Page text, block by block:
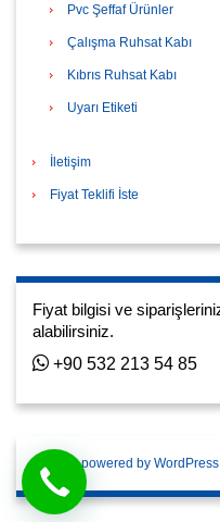
Pvc Şeffaf Ürünler
Çalışma Ruhsat Kabı
Kıbrıs Ruhsat Kabı
Uyarı Etiketi
İletişim
Fiyat Teklifi İste
Fiyat bilgisi ve
alabilirsiniz.
+90 532 213 54 85
Proudly powered by WordPress